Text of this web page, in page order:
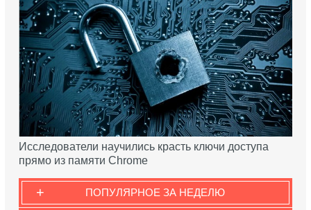
Исследователи научились красть ключи доступа
прямо из памяти Chrome
ПОПУЛЯРНОЕ ЗА НЕДЕЛЮ
+